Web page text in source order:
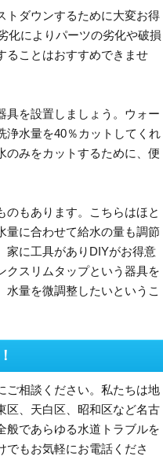
トダウンするために大変お得
化によりパーツの劣化や破損
ることはおすすめできませ
具を設置しましょう。ウォー
浄水量を40％カットしてくれ
のみをカットするために、便
もあります。こちらはほと
量に合わせて給水の量も調節
家に工具がありDIYがお得意
クスリムタップという器具を
量を微調整したいというこ
ご相談ください。私たちは地
区、天白区、昭和区など名古
般であらゆる水道トラブルを
でもお気軽にお電話くださ